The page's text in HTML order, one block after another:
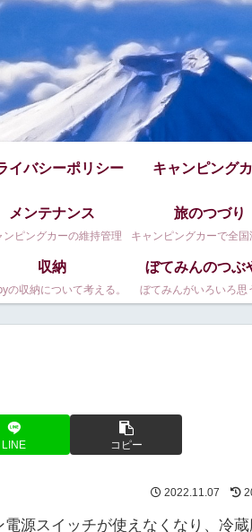
イバシーポリシー キャンピング
メンテナンス
ンピングカーの維持管理
旅のつづり
収納
の収納について考える。
ぼてみんのつぶ
ぼてみんがいろいろ思
LINE コピー
2022.11.07
源スイッチが使えなくなり、冷蔵